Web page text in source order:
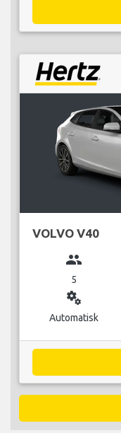
VOLVO V40
group
5
miscellaneous_services
Automatisk